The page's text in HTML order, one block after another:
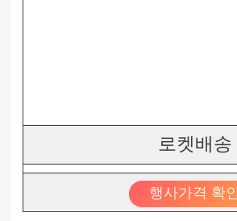
로켓배송
행사가격 확